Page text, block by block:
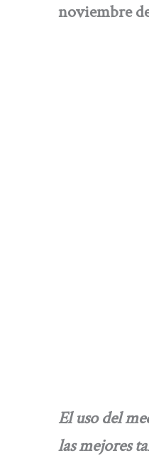
noviembre
El uso del
las mejores